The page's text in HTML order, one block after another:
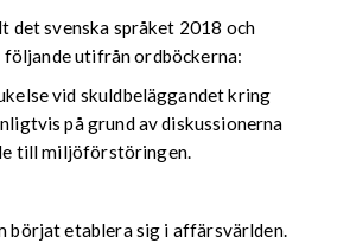
det svenska språket 2018 och
utifrån ordböckerna:
vid skuldbeläggandet kring
på grund av diskussionerna
till miljöförstöringen.
börjat etablera sig i affärsvärlden.